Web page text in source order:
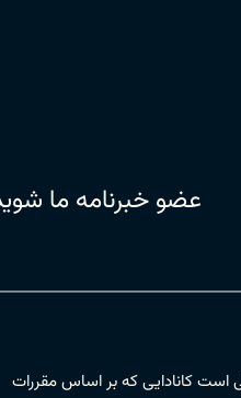
عضو خبرنامه ما شوید
کانادایی که بر اساس مقررات